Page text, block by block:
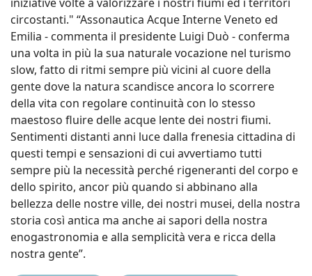
circostanti." “Assonautica Acque Interne Veneto ed
Emilia - commenta il presidente Luigi Duò - conferma
una volta in più la sua naturale vocazione nel turismo
slow, fatto di ritmi sempre più vicini al cuore della
gente dove la natura scandisce ancora lo scorrere
della vita con regolare continuità con lo stesso
maestoso fluire delle acque lente dei nostri fiumi.
Sentimenti distanti anni luce dalla frenesia cittadina di
questi tempi e sensazioni di cui avvertiamo tutti
sempre più la necessità perché rigeneranti del corpo e
dello spirito, ancor più quando si abbinano alla
bellezza delle nostre ville, dei nostri musei, della nostra
storia così antica ma anche ai sapori della nostra
enogastronomia e alla semplicità vera e ricca della
nostra gente”.